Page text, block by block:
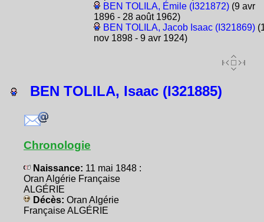
BEN TOLILA, Émile (I321872)(9 avr
1896 - 28 août 1962)
BEN TOLILA, Jacob Isaac (I321869)
nov 1898 - 9 avr 1924)
BEN TOLILA, Isaac (I321885)
Chronologie
Naissance: 11 mai 1848 :
Oran Algérie Française
ALGÉRIE
Décès: Oran Algérie
Française ALGÉRIE